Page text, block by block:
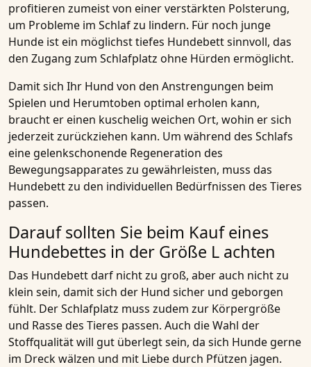
profitieren zumeist von einer verstärkten Polsterung,
um Probleme im Schlaf zu lindern. Für noch junge
Hunde ist ein möglichst tiefes Hundebett sinnvoll, das
den Zugang zum Schlafplatz ohne Hürden ermöglicht.
Damit sich Ihr Hund von den Anstrengungen beim
Spielen und Herumtoben optimal erholen kann,
braucht er einen kuschelig weichen Ort, wohin er sich
jederzeit zurückziehen kann. Um während des Schlafs
eine gelenkschonende Regeneration des
Bewegungsapparates zu gewährleisten, muss das
Hundebett zu den individuellen Bedürfnissen des Tieres
passen.
Darauf sollten Sie beim Kauf eines
Hundebettes in der Größe L achten
Das Hundebett darf nicht zu groß, aber auch nicht zu
klein sein, damit sich der Hund sicher und geborgen
fühlt. Der Schlafplatz muss zudem zur Körpergröße
und Rasse des Tieres passen. Auch die Wahl der
Stoffqualität will gut überlegt sein, da sich Hunde gerne
im Dreck wälzen und mit Liebe durch Pfützen jagen.